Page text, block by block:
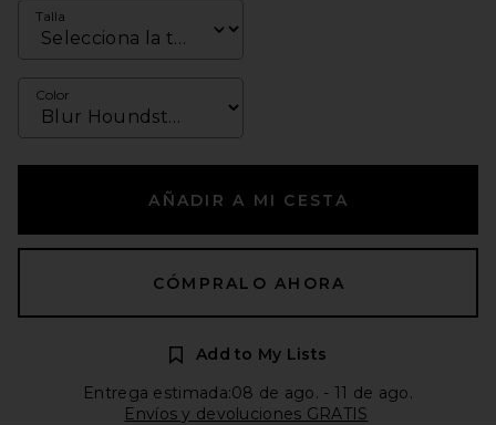
Talla
Color
AÑADIR A MI CESTA
CÓMPRALO AHORA
Add to My Lists
Entrega estimada:08 de ago. - 11 de ago.
Envíos y devoluciones GRATIS